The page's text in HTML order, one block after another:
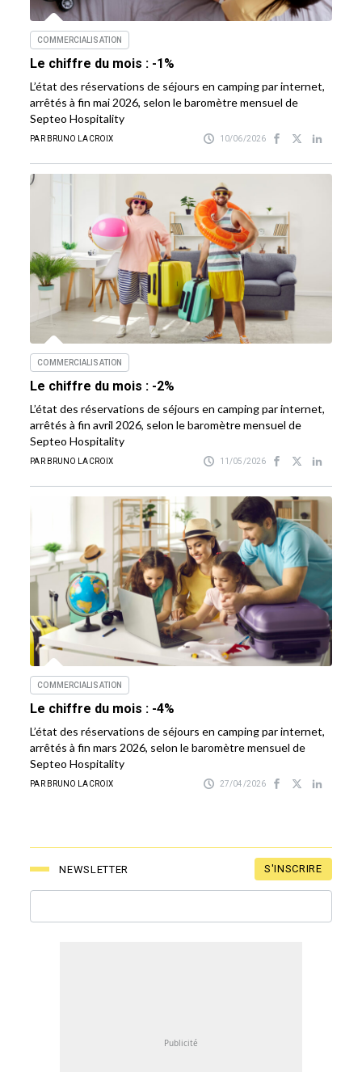
COMMERCIALISATION
Le chiffre du mois : -1%
L’état des réservations de séjours en camping par internet,
arrêtés à fin mai 2026, selon le baromètre mensuel de
Septeo Hospitality
PAR BRUNO LACROIX 10/06/2026
COMMERCIALISATION
Le chiffre du mois : -2%
L’état des réservations de séjours en camping par internet,
arrêtés à fin avril 2026, selon le baromètre mensuel de
Septeo Hospitality
PAR BRUNO LACROIX 11/05/2026
COMMERCIALISATION
Le chiffre du mois : -4%
L’état des réservations de séjours en camping par internet,
arrêtés à fin mars 2026, selon le baromètre mensuel de
Septeo Hospitality
PAR BRUNO LACROIX 27/04/2026
NEWSLETTER S'INSCRIRE